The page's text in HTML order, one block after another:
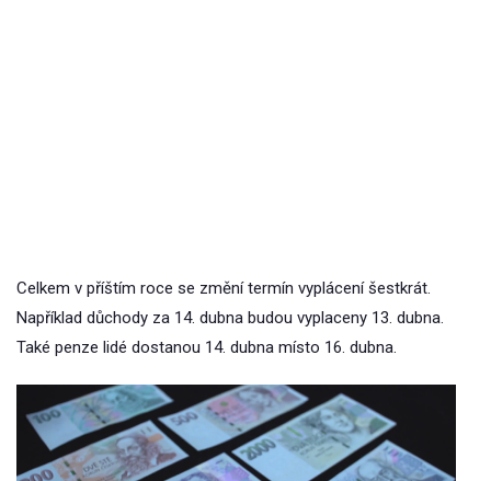
Celkem v příštím roce se změní termín vyplácení šestkrát.
Například důchody za 14. dubna budou vyplaceny 13. dubna.
Také penze lidé dostanou 14. dubna místo 16. dubna.